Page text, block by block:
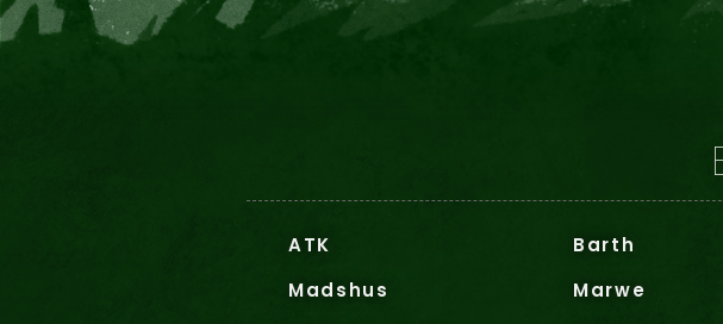
ATK Barth
Madshus
Marwe